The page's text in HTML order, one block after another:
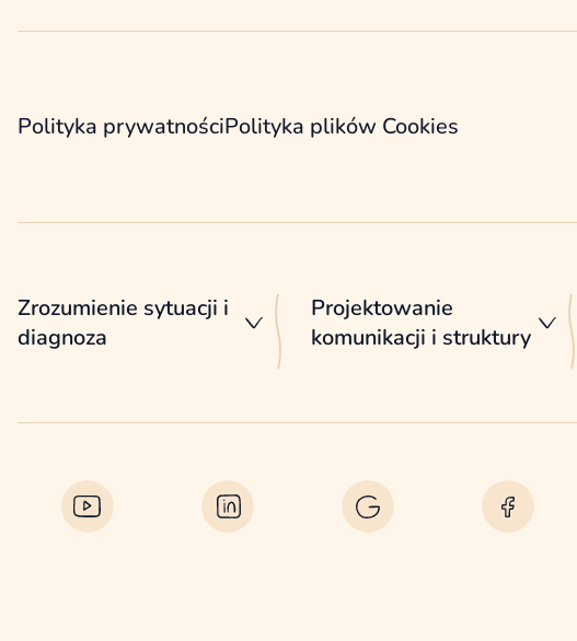
Polityka prywatnościPolityka plików Cookies
Zrozumienie sytuacji i
diagnoza
Projektowanie
komunikacji i struktury